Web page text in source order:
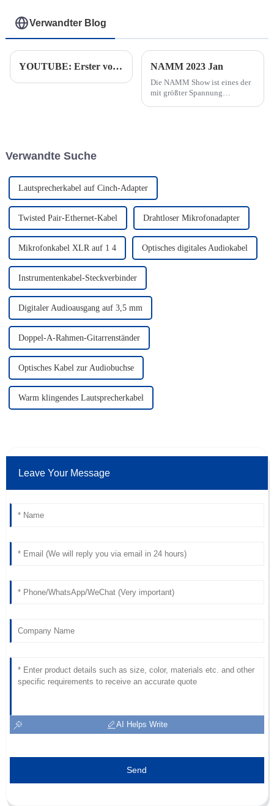
Verwandter Blog
YOUTUBE: Erster voller Container mit Audiokabel auf dem Weg von Thailand in die USA NAMM 2023 Jan
Die NAMM Show ist eines der
mit größter Spannung
Verwandte Suche
Lautsprecherkabel auf Cinch-Adapter
Twisted Pair-Ethernet-Kabel Drahtloser Mikrofonadapter
Mikrofonkabel XLR auf 1 4 Optisches digitales Audiokabel
Instrumentenkabel-Steckverbinder
Digitaler Audioausgang auf 3,5 mm
Doppel-A-Rahmen-Gitarrenständer
Optisches Kabel zur Audiobuchse
Warm klingendes Lautsprecherkabel
Leave Your Message
AI Helps Write
Send